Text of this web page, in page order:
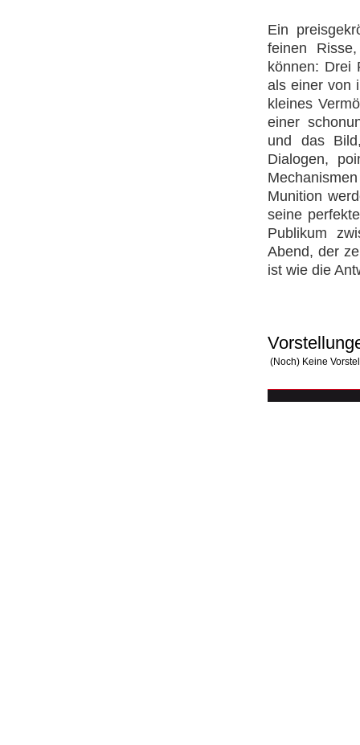
Ein
feinen
können: Drei
als einer von
kleines
einer
und das
Dialogen,
Munition
seine
Publikum
Abend, der
ist wie die
(Noch) Keine